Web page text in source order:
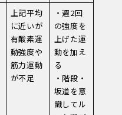
上記平均
に近いが
有酸素運
動強度や
筋力運動
が不足
・週2回
の強度を
上げた運
動を加え
る
・階段・
坂道を意
識してル